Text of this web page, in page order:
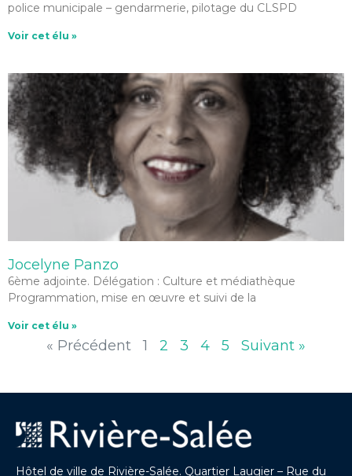
police municipale – gendarmerie, pilotage du CLSPD
Voir cet élu »
Jocelyne Panzo
6ème adjointe. Délégation : Culture et médiathèque
Programmation, mise en œuvre et suivi de la
Voir cet élu »
« Précédent 1 2 3 4 5 Suivant »
Hôtel de ville de Rivière-Salée. Quartier Laugier – Rue du